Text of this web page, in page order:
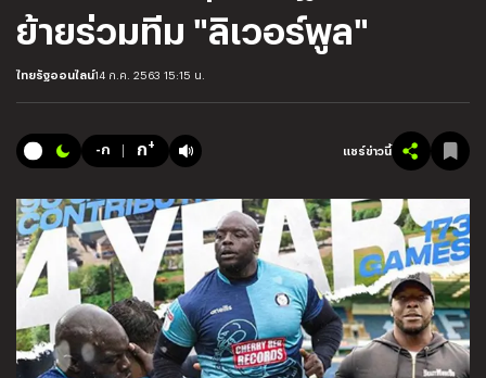
ย้ายร่วมทีม "ลิเวอร์พูล"
ไทยรัฐออนไลน์14 ก.ค. 2563 15:15 น.
-ก ก+ แชร์ข่าวนี้